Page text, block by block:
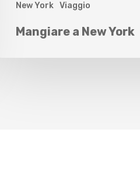
New York Viaggio
Mangiare a New York